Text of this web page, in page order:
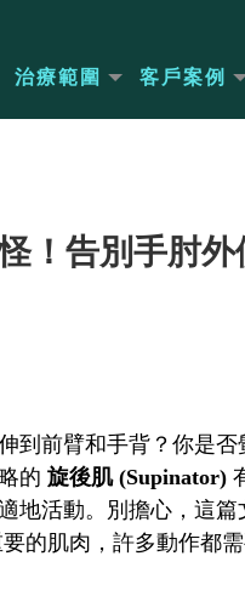
治療範圍 客戶案例
！告別手肘外
到前臂和手背？你是
的 旋後肌 (Supinator)
地活動。別擔心，這
的肌肉，許多動作都